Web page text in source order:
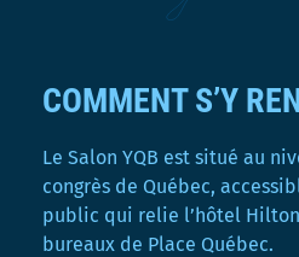
COMMENT S’Y
Le Salon YQB est situé au
congrès de Québec,
public qui relie l’hôtel
bureaux de Place Québec.